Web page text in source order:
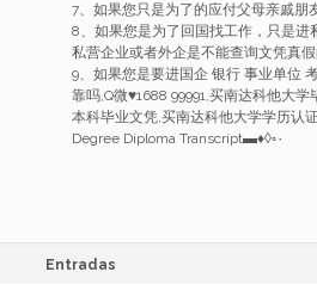
7、如果您只是为了的应付父母亲戚
8、如果您是为了回国找工作，只是
私营企业或者外企是不能查询文凭真假
9、如果您是要进国企 银行 事业单位
靠吗,Q微♥1688 99991,买南达科他大
本科毕业文凭,买南达科他大学学历认
Degree Diploma Transcript▬♦◊◦۰
Entradas